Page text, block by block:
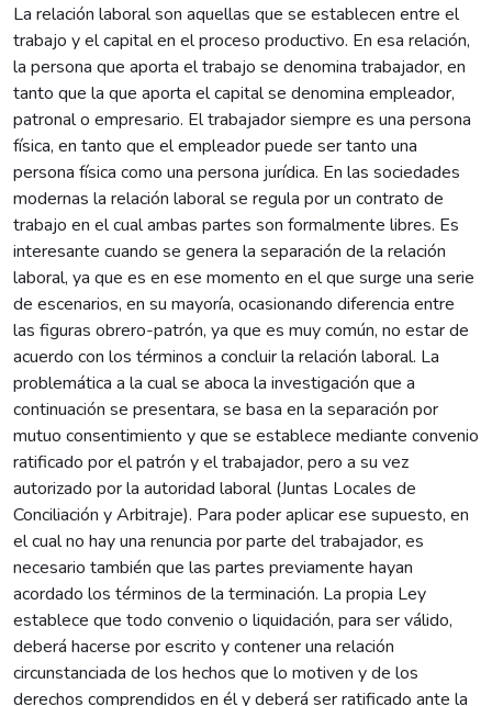
La relación laboral son aquellas que se establecen entre el
trabajo y el capital en el proceso productivo. En esa relación,
la persona que aporta el trabajo se denomina trabajador, en
tanto que la que aporta el capital se denomina empleador,
patronal o empresario. El trabajador siempre es una persona
física, en tanto que el empleador puede ser tanto una
persona física como una persona jurídica. En las sociedades
modernas la relación laboral se regula por un contrato de
trabajo en el cual ambas partes son formalmente libres. Es
interesante cuando se genera la separación de la relación
laboral, ya que es en ese momento en el que surge una serie
de escenarios, en su mayoría, ocasionando diferencia entre
las figuras obrero-patrón, ya que es muy común, no estar de
acuerdo con los términos a concluir la relación laboral. La
problemática a la cual se aboca la investigación que a
continuación se presentara, se basa en la separación por
mutuo consentimiento y que se establece mediante convenio
ratificado por el patrón y el trabajador, pero a su vez
autorizado por la autoridad laboral (Juntas Locales de
Conciliación y Arbitraje). Para poder aplicar ese supuesto, en
el cual no hay una renuncia por parte del trabajador, es
necesario también que las partes previamente hayan
acordado los términos de la terminación. La propia Ley
establece que todo convenio o liquidación, para ser válido,
deberá hacerse por escrito y contener una relación
circunstanciada de los hechos que lo motiven y de los
derechos comprendidos en él y deberá ser ratificado ante la